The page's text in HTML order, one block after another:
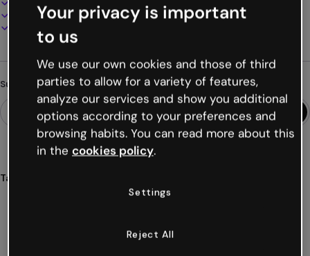
Online präsentieren, teilen oder veröffentlichen
Als PDF, MP4 und andere Formate herunterladen
Suchst du etwas anderes?
Tags
unternehmen
Your privacy is important
to us
We use our own cookies and those of third
parties to allow for a variety of features,
analyze our services and show you additional
options according to your preferences and
browsing habits. You can read more about this
in the cookies policy.
Settings
Reject All